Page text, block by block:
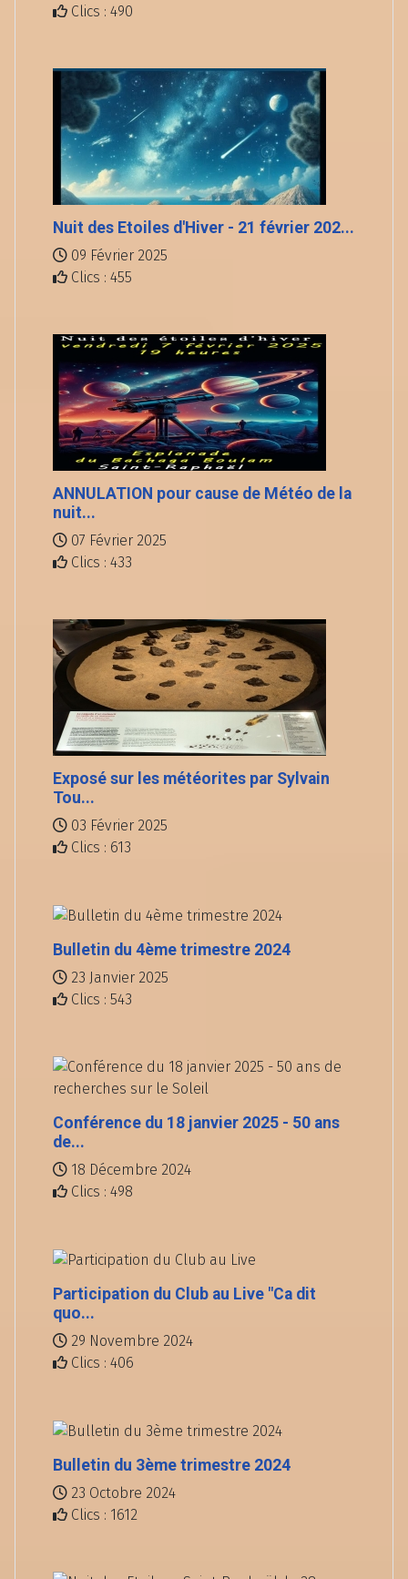
Clics : 490
Nuit des Etoiles d'Hiver - 21 février 202...
09 Février 2025
Clics : 455
ANNULATION pour cause de Météo de la
nuit...
07 Février 2025
Clics : 433
Exposé sur les météorites par Sylvain
Tou...
03 Février 2025
Clics : 613
Bulletin du 4ème trimestre 2024
23 Janvier 2025
Clics : 543
Conférence du 18 janvier 2025 - 50 ans
de...
18 Décembre 2024
Clics : 498
Participation du Club au Live "Ca dit
quo...
29 Novembre 2024
Clics : 406
Bulletin du 3ème trimestre 2024
23 Octobre 2024
Clics : 1612